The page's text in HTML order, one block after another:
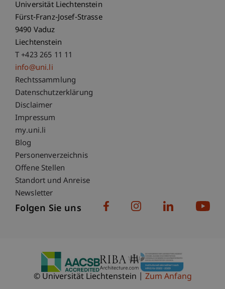
Universität Liechtenstein
Fürst-Franz-Josef-Strasse
9490 Vaduz
Liechtenstein
T +423 265 11 11
info@uni.li
Fußzeile Rechtliche Hinweise
Rechtssammlung
Datenschutzerklärung
Disclaimer
Impressum
Fußzeile Subdomain-Verzeichnis
my.uni.li
Blog
Personenverzeichnis
Offene Stellen
Standort und Anreise
Newsletter
Folgen Sie uns
© Universität Liechtenstein Zum Anfang